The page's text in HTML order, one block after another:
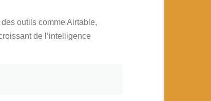
outils comme Airtable,
de l’intelligence